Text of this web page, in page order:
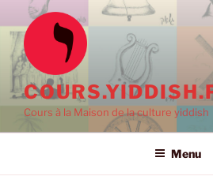
au
contenu
principal
Cours à la Maison de la culture yiddish
Menu